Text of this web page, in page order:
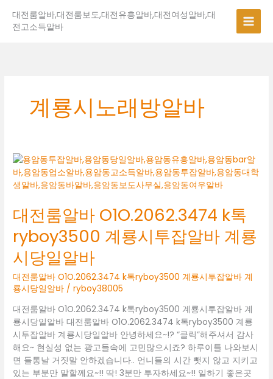
대전룸알바,대전룸보도,대전유흥알바,대전여성알바,대
전고소득알바
계룡시노래방알바
대전룸알바 O1O.2062.3474 k톡
ryboy3500 계룡시투잡알바 계룡
시당일알바
대전룸알바 O1O.2062.3474 k톡ryboy3500 계룡시투잡알바 계
룡시당일알바 /ryboy38005
대전룸알바 O1O.2062.3474 k톡ryboy3500 계룡시투잡알바 계
룡시당일알바 대전룸알바 O1O.2062.3474 k톡ryboy3500 계룡
시투잡알바 계룡시당일알바 안녕하세요~!? “클릭”해주셔서 감사
해요~ 현실성 없는 광고들속에 고민많으시죠? 하루이틀 나와보시
면 들통날 거짓말 안하겠습니다.. 언니들의 시간 뺏지 않고 지키고
있는 부분만 말할께요~!! 딱! 3분만 투자하세요~!! 일하기 좋은곳
대
전
룸
바
O1O.2062.3474
k
톡
ryboy3500
계
룡
투
잡
알
바
계
룡